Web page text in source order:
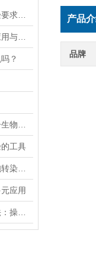
？
工具​
应用
产品介
品牌